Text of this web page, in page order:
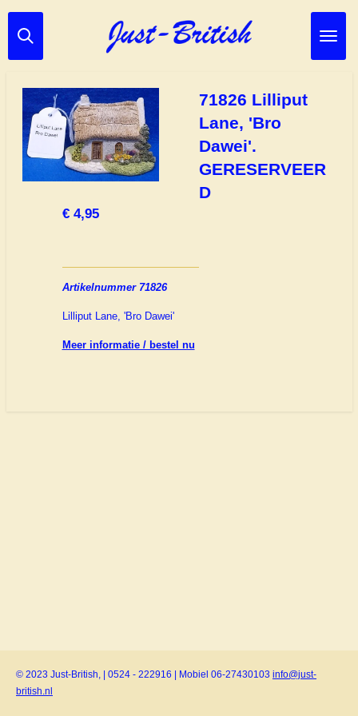
Ga
direct
hoofdinhoud
71826 Lilliput
Lane, 'Bro
Dawei'.
GERESERVEER
D
€ 4,95
Artikelnummer 71826
Lilliput Lane, 'Bro Dawei'
Meer informatie / bestel nu
© 2023 Just-British, | 0524 - 222916 | Mobiel 06-27430103 info@just-
british.nl